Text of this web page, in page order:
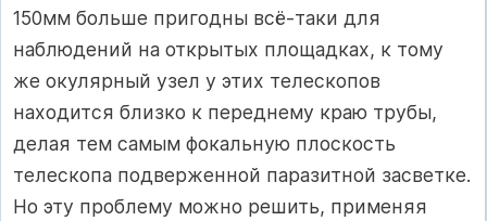
150мм больше пригодны всё-таки для
наблюдений на открытых площадках, к тому
же окулярный узел у этих телескопов
находится близко к переднему краю трубы,
делая тем самым фокальную плоскость
телескопа подверженной паразитной засветке.
Но эту проблему можно решить, применяя